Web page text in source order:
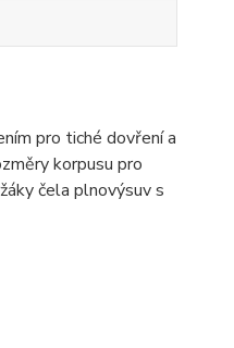
pro tiché dovření a
korpusu pro
čela plnovýsuv s